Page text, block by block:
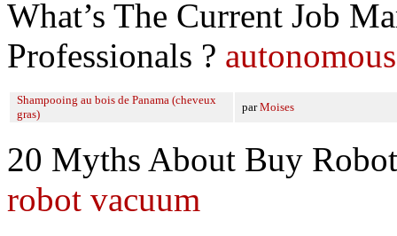
What’s The Current Job
Professionals ?
Shampooing au bois de Panama (cheveux
gras)
parMoises
20 Myths About Buy
robot vacuum